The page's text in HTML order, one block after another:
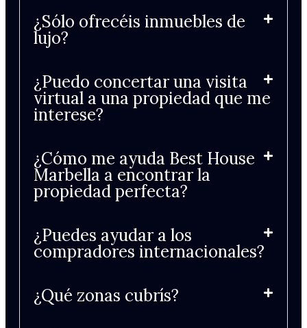
¿Sólo ofrecéis inmuebles de
lujo?
¿Puedo concertar una visita
virtual a una propiedad que me
interese?
¿Cómo me ayuda Best House
Marbella a encontrar la
propiedad perfecta?
¿Puedes ayudar a los
compradores internacionales?
¿Qué zonas cubrís?